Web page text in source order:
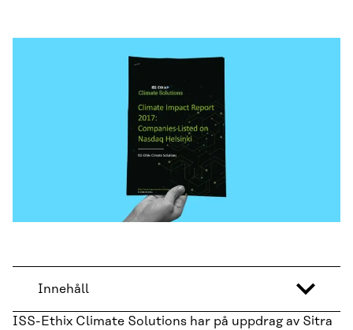
Innehåll
ISS-Ethix Climate Solutions har på uppdrag av Sitra